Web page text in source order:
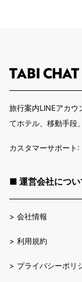
旅行案内LINEアカウ
てホテル、移動手段
カスタマーサポー
■ 運営会社につい
> 会社情報
> 利用規約
> プライバシーポリ